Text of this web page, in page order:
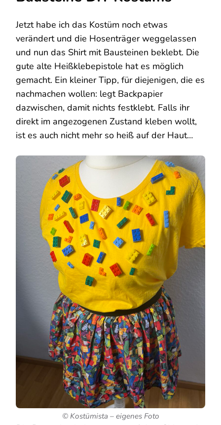
Jetzt habe ich das Kostüm noch etwas
verändert und die Hosenträger weggelassen
und nun das Shirt mit Bausteinen beklebt. Die
gute alte Heißklebepistole hat es möglich
gemacht. Ein kleiner Tipp, für diejenigen, die es
nachmachen wollen: legt Backpapier
dazwischen, damit nichts festklebt. Falls ihr
direkt im angezogenen Zustand kleben wollt,
ist es auch nicht mehr so heiß auf der Haut…
© Kostümista – eigenes Foto